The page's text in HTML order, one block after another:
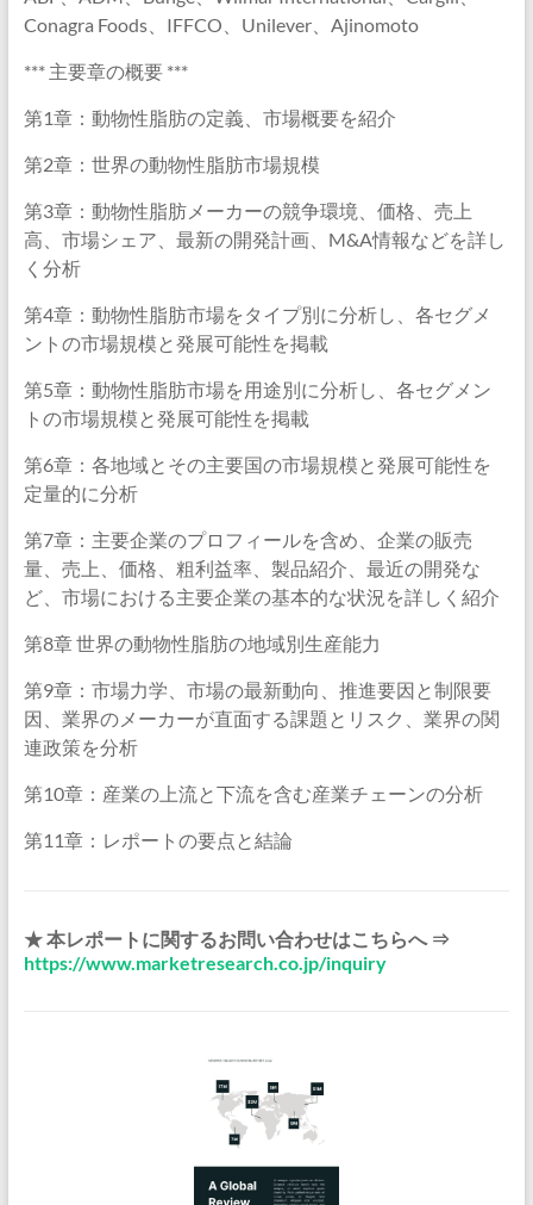
Conagra Foods、IFFCO、Unilever、Ajinomoto
*** 主要章の概要 ***
第1章：動物性脂肪の定義、市場概要を紹介
第2章：世界の動物性脂肪市場規模
第3章：動物性脂肪メーカーの競争環境、価格、売上
高、市場シェア、最新の開発計画、M&A情報などを詳し
く分析
第4章：動物性脂肪市場をタイプ別に分析し、各セグメ
ントの市場規模と発展可能性を掲載
第5章：動物性脂肪市場を用途別に分析し、各セグメン
トの市場規模と発展可能性を掲載
第6章：各地域とその主要国の市場規模と発展可能性を
定量的に分析
第7章：主要企業のプロフィールを含め、企業の販売
量、売上、価格、粗利益率、製品紹介、最近の開発な
ど、市場における主要企業の基本的な状況を詳しく紹介
第8章 世界の動物性脂肪の地域別生産能力
第9章：市場力学、市場の最新動向、推進要因と制限要
因、業界のメーカーが直面する課題とリスク、業界の関
連政策を分析
第10章：産業の上流と下流を含む産業チェーンの分析
第11章：レポートの要点と結論
★ 本レポートに関するお問い合わせはこちらへ ⇒
https://www.marketresearch.co.jp/inquiry